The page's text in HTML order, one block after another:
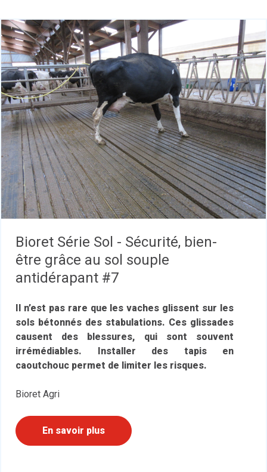
Bioret Série Sol - Sécurité, bien-
être grâce au sol souple
antidérapant #7
Il n’est pas rare que les vaches glissent sur les
sols bétonnés des stabulations. Ces glissades
causent des blessures, qui sont souvent
irrémédiables. Installer des tapis en
caoutchouc permet de limiter les risques.
Bioret Agri
En savoir plus